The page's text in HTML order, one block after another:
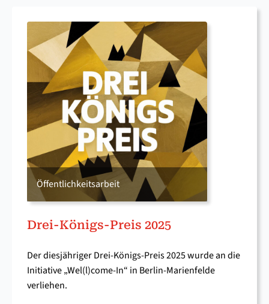
Öffentlichkeitsarbeit
Drei-Königs-Preis 2025
Der diesjähriger Drei-Königs-Preis 2025 wurde an die
Initiative „Wel(l)come-In“ in Berlin-Marienfelde
verliehen.